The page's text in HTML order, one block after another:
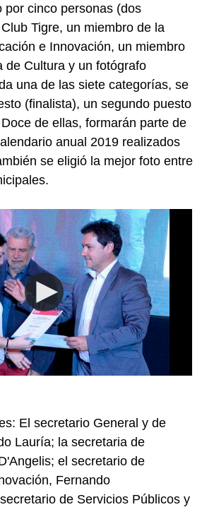
por cinco personas (dos
Tigre, un miembro de la
e Innovación, un miembro
de Cultura y un fotógrafo
una de las siete categorías, se
(finalista), un segundo puesto
de ellas, formarán parte de
anual 2019 realizados
se eligió la mejor foto entre
El secretario General y de
Lauría; la secretaria de
el secretario de
Fernando
de Servicios Públicos y